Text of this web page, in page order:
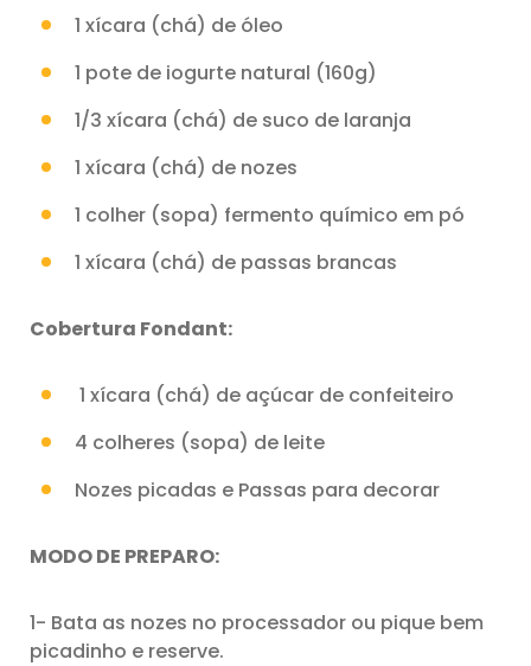
1 xícara (chá) de óleo
1 pote de iogurte natural (160g)
1/3 xícara (chá) de suco de laranja
1 xícara (chá) de nozes
1 colher (sopa) fermento químico em pó
1 xícara (chá) de passas brancas
Cobertura Fondant:
1 xícara (chá) de açúcar de confeiteiro
4 colheres (sopa) de leite
Nozes picadas e Passas para decorar
MODO DE PREPARO:
1- Bata as nozes no processador ou pique bem
picadinho e reserve.